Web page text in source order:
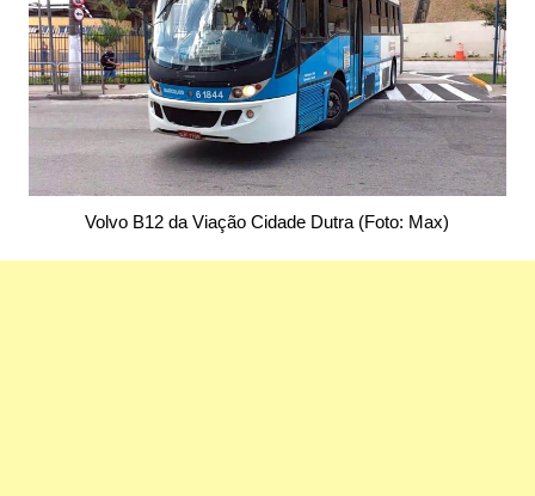
Volvo B12 da Viação Cidade Dutra (Foto: Max)